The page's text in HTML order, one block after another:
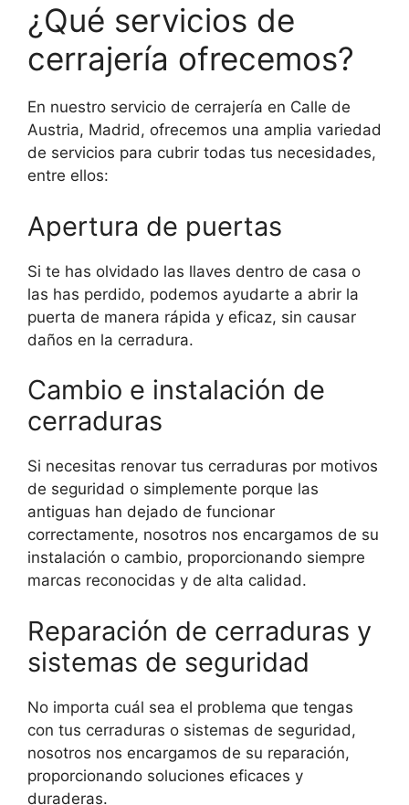
¿Qué servicios de
cerrajería ofrecemos?
En nuestro servicio de cerrajería en Calle de
Austria, Madrid, ofrecemos una amplia variedad
de servicios para cubrir todas tus necesidades,
entre ellos:
Apertura de puertas
Si te has olvidado las llaves dentro de casa o
las has perdido, podemos ayudarte a abrir la
puerta de manera rápida y eficaz, sin causar
daños en la cerradura.
Cambio e instalación de
cerraduras
Si necesitas renovar tus cerraduras por motivos
de seguridad o simplemente porque las
antiguas han dejado de funcionar
correctamente, nosotros nos encargamos de su
instalación o cambio, proporcionando siempre
marcas reconocidas y de alta calidad.
Reparación de cerraduras y
sistemas de seguridad
No importa cuál sea el problema que tengas
con tus cerraduras o sistemas de seguridad,
nosotros nos encargamos de su reparación,
proporcionando soluciones eficaces y
duraderas.